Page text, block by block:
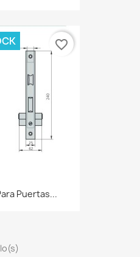
Puertas...
favorite_border